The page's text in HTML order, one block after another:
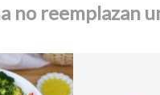
no reemplazan